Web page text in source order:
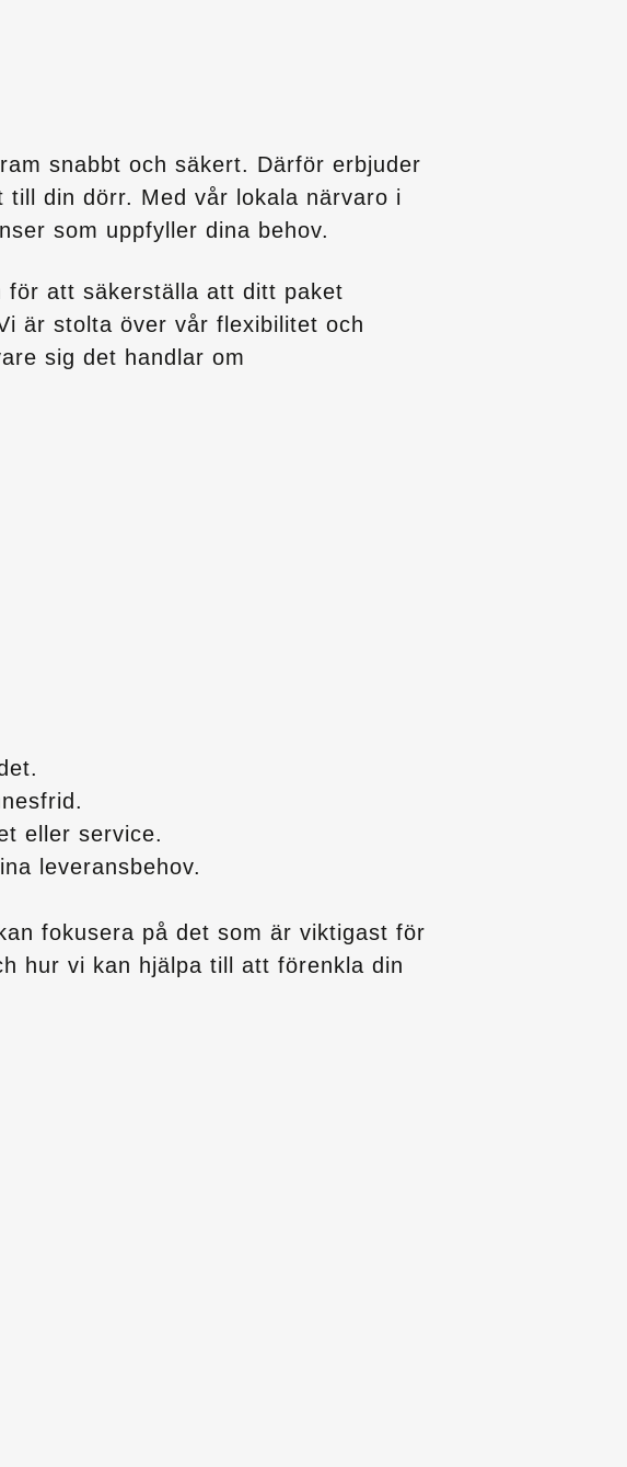
snabbt och säkert. Därför erbjuder
din dörr. Med vår lokala närvaro i
som uppfyller dina behov.
för att säkerställa att ditt paket
är stolta över vår flexibilitet och
sig det handlar om
eller service.
leveransbehov.
fokusera på det som är viktigast för
hur vi kan hjälpa till att förenkla din